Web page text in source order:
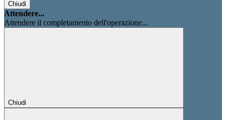
Chiudi
Attendere...
Attendere il completamento dell'operazione...
Chiudi